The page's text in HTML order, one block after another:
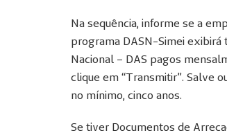
Na sequência, informe se a
programa DASN-Simei exibirá
Nacional – DAS pagos
clique em “Transmitir”. Salve
no mínimo, cinco anos.
Se tiver Documentos de